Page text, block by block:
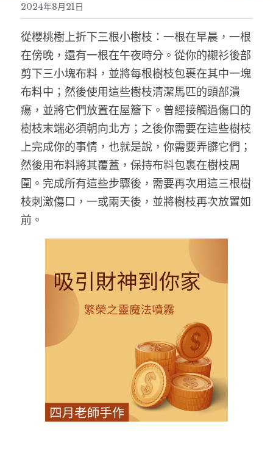
文獻紀錄
信仰漫遊
翻譯文稿
思想手札
魔法心得
商品使用
希臘神話
神智學
魅惑策略魔法初階班-實體
金錢策略魔法高階單元I：財務糾紛
魅惑策略魔法實作班-甜蜜盒-實體
魅惑策略魔法：紅燈區女郎的吸引力秘密
金錢策略魔法中階
金錢策略魔法高階單元II：店面風水
現代魔法－金錢魔法符印實作
魔法新手入門實作課I: 金錢吸引與除障
防禦策略魔法單元一 抵禦魔法攻擊
防禦策略魔法單元二-杜絕謠言(實體)
魔法新手入門實作課II：淨化與保護
現代魔法－保護符印實作
驅魔聖牌與驅魔詩篇
抓住鬼魂的陷阱與家宅保護課
簡單易懂的開運方位學
聖米迦勒魔法
個人業力課程
多香果成功咒術
魔法防禦-保護符咒
金錢魔法與祭壇-胡督魔法三
愛情魔法篇-胡督魔法四
關係破壞者-胡督單元五
魔法油配方解析
藥草行星魔法-胡督單元
魔法蠟燭課
胡督繩結魔法
天使符印-現代魔法
行星符印-現代魔法
天國星燈
附魔課程
簡單易懂的現代魔法
天元回歸盤能量療癒｜入門工作坊
聖米迦勒一日儀式
逆轉貧窮咒瓶
2026年度破障祈福儀式
五雷轉運儀式
2026元旦儀式
2026夏至太陽燈儀式
金星火祭儀式
禁小人法科
個案服務
能量風水靈測術
聖徒魔法系列
聖徒魔法密集班
聖安東尼-愛情祝福水
聖加速－吸引金錢馬蹄鐵
聖芭芭拉-神聖守護剪刀
聖若瑟-家宅守護樹
適合金錢魔法工作的神靈
適合愛情魔法工作的神靈
搜索
2024年8月21日
從櫻桃樹上折下三根小樹枝：一根在早晨，一根
在傍晚，還有一根在午夜時分。從你的襯衫後部
剪下三小塊布料，並將每根樹枝包裹在其中一塊
布料中；然後使用這些樹枝清潔馬匹的頭部潰
瘍，並將它們放置在屋簷下。曾經接觸過傷口的
樹枝末端必須朝向北方；之後你需要在這些樹枝
上完成你的事情，也就是說，你需要弄髒它們；
然後用布料將其覆蓋，保持布料包裹在樹枝周
圍。完成所有這些步驟後，需要再次用這三根樹
枝刺激傷口，一或兩天後，並將樹枝再次放置如
前。